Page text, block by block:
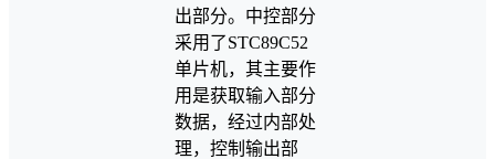
出部分。中控部分
采用了STC89C52
单片机，其主要作
用是获取输入部分
数据，经过内部处
理，控制输出部